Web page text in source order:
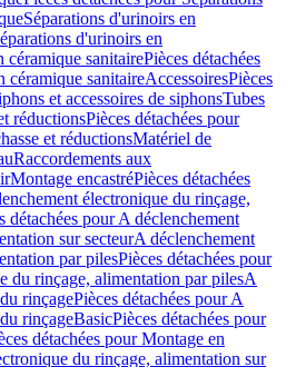
Séparations d'urinoirs en
d'urinoirs en
céramique sanitairePièces détachées
céramique sanitaireAccessoiresPièces
et accessoires de siphonsTubes
réductionsPièces détachées pour
et réductionsMatériel de
Raccordements aux
Montage encastréPièces détachées
électronique du rinçage,
détachées pour A déclenchement
sur secteurA déclenchement
par pilesPièces détachées pour
du rinçage, alimentation par pilesA
rinçagePièces détachées pour A
rinçageBasicPièces détachées pour
détachées pour Montage en
du rinçage, alimentation sur